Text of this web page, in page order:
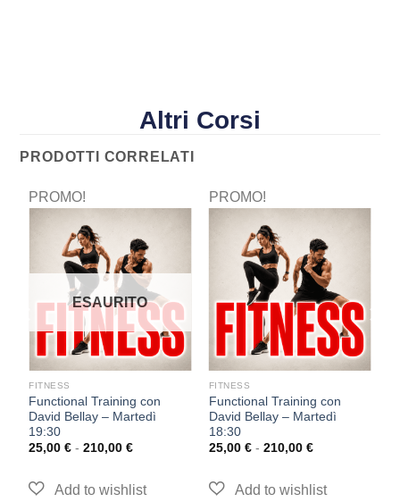
Altri Corsi
PRODOTTI CORRELATI
PROMO!
ESAURITO
FITNESS
Functional Training con
David Bellay – Martedì
19:30
25,00€ - 210,00€
PROMO!
FITNESS
Functional Training con
David Bellay – Martedì
18:30
25,00 € - 210,00 €